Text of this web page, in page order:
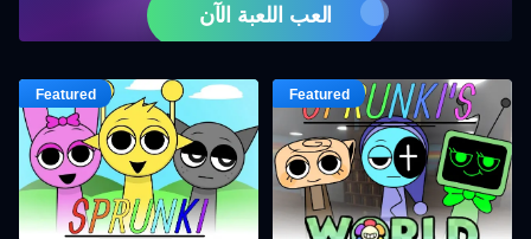
العب اللعبة الآن